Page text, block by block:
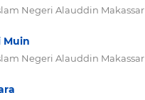
Negeri Alauddin Makassar
Muin
Negeri Alauddin Makassar